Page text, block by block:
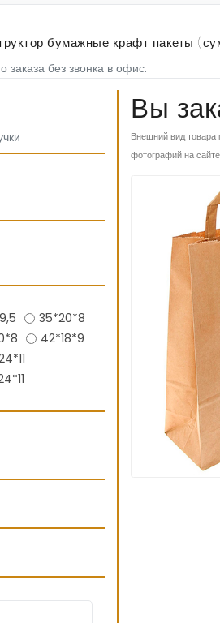
бумажные крафт пакеты
заказа без звонка в офис.
35*20*8
42*18*9
Вы
Внешний вид товара
фотографий на